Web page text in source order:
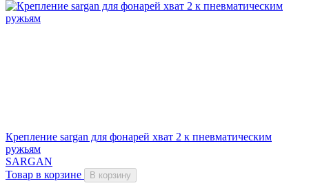
Крепление sargan для фонарей хват 2 к пневматическим
ружьям
SARGAN
Товар в корзине
В корзину